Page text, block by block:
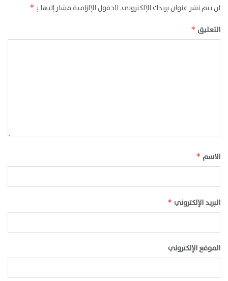
لن يتم نشر عنوان بريدك الإلكتروني. الحقول الإلزامية مشار إليها بـ*
التعليق *
الاسم *
البريد الإلكتروني *
الموقع الإلكتروني